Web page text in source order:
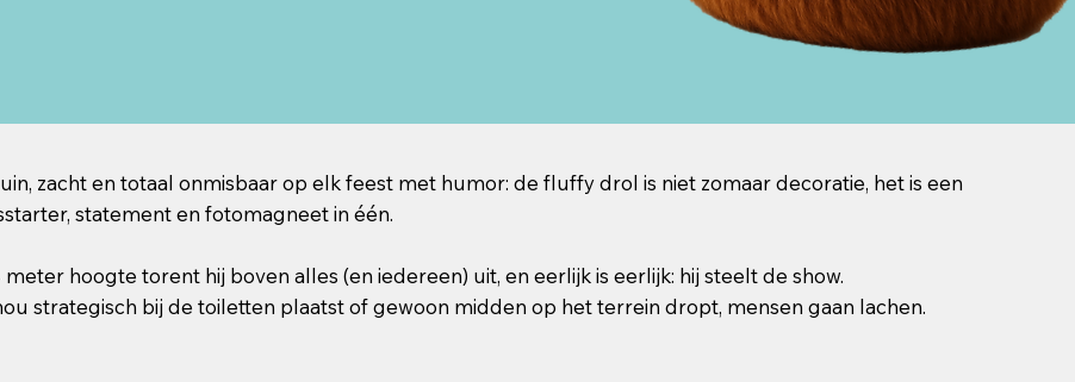
zacht en totaal onmisbaar op elk feest met humor: de fluffy drol is niet zomaar decoratie, het is een
statement en fotomagneet in één.
meter hoogte torent hij boven alles (en iedereen) uit, en eerlijk is eerlijk: hij steelt de show.
strategisch bij de toiletten plaatst of gewoon midden op het terrein dropt, mensen gaan lachen.